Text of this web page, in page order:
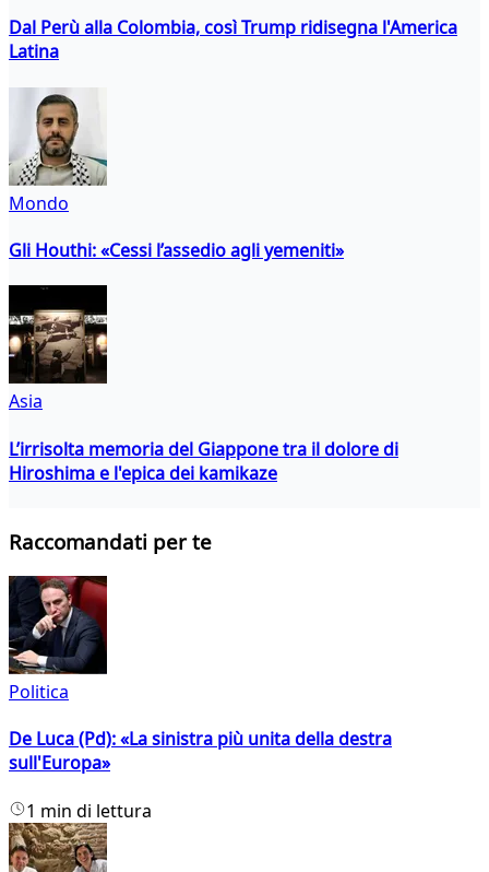
Dal Perù alla Colombia, così Trump ridisegna l'America
Latina
Mondo
Gli Houthi: «Cessi l’assedio agli yemeniti»
Asia
L’irrisolta memoria del Giappone tra il dolore di
Hiroshima e l'epica dei kamikaze
Raccomandati per te
Politica
De Luca (Pd): «La sinistra più unita della destra
sull'Europa»
1 min di lettura